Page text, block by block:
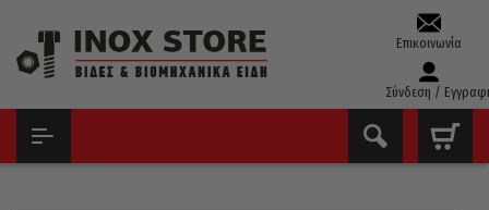
Επικοινωνία
Σύνδεση /